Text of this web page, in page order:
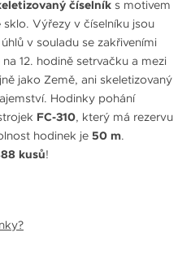
číselník s motivem
sklo. Výřezy v číselníku jsou
v souladu se zakřiveními
12. hodině setrvačku a mezi
jako Země, ani skeletizovaný
Hodinky pohání
FC-310, který má rezervu
hodinek je 50 m.
kusů!